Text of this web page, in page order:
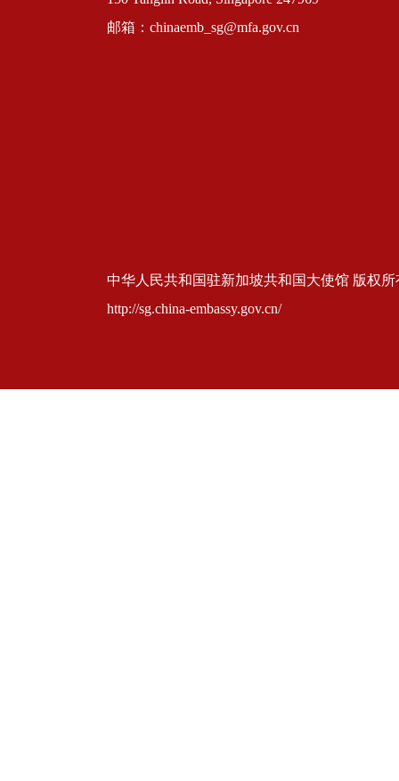
邮箱：chinaemb_sg@mfa.gov.cn
中华人民共和国驻新加坡共和国大使馆 版权所
http://sg.china-embassy.gov.cn/